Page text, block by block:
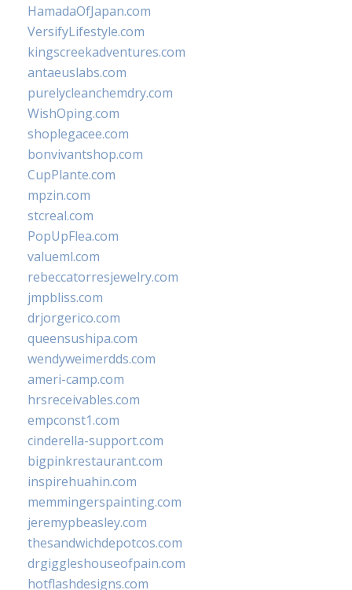
HamadaOfJapan.com
VersifyLifestyle.com
kingscreekadventures.com
antaeuslabs.com
purelycleanchemdry.com
WishOping.com
shoplegacee.com
bonvivantshop.com
CupPlante.com
mpzin.com
stcreal.com
PopUpFlea.com
valueml.com
rebeccatorresjewelry.com
jmpbliss.com
drjorgerico.com
queensushipa.com
wendyweimerdds.com
ameri-camp.com
hrsreceivables.com
empconst1.com
cinderella-support.com
bigpinkrestaurant.com
inspirehuahin.com
memmingerspainting.com
jeremypbeasley.com
thesandwichdepotcos.com
drgiggleshouseofpain.com
hotflashdesigns.com